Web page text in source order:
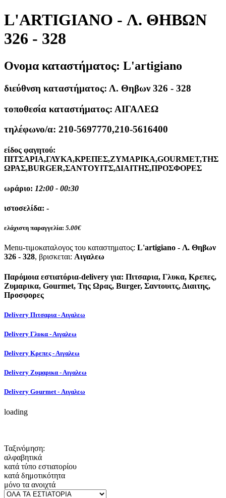
L'ARTIGIANO - Λ. ΘΗΒΩΝ
326 - 328
Ονομα καταστήματος: L'artigiano
διεύθνση καταστήματος: Λ. Θηβων 326 - 328
τοποθεσία καταστήματος: ΑΙΓΑΛΕΩ
τηλέφωνο/α: 210-5697770,210-5616400
είδος φαγητού:
ΠΙΤΣΑΡΙΑ,ΓΛΥΚΑ,ΚΡΕΠΕΣ,ΖΥΜΑΡΙΚΑ,GOURMET,ΤΗΣ
ΩΡΑΣ,BURGER,ΣΑΝΤΟΥΙΤΣ,ΔΙΑΙΤΗΣ,ΠΡΟΣΦΟΡΕΣ
ωράριο: 12:00 - 00:30
ιστοσελίδα: -
ελάχιστη παραγγελία: 5.00€
Menu-τιμοκαταλογος του καταστηματος: L'artigiano - Λ. Θηβων
326 - 328, βρισκεται: Αιγαλεω
Παρόμοια εστιατόρια-delivery για: Πιτσαρια, Γλυκα, Κρεπες,
Ζυμαρικα, Gourmet, Της Ωρας, Burger, Σαντουιτς, Διαιτης,
Προσφορες
Delivery Πιτσαρια - Αιγαλεω
Delivery Γλυκα - Αιγαλεω
Delivery Κρεπες - Αιγαλεω
Delivery Ζυμαρικα - Αιγαλεω
Delivery Gourmet - Αιγαλεω
loading
Ταξινόμηση:
αλφαβητικά
κατά τύπο εστιατορίου
κατά δημοτικότητα
μόνο τα ανοιχτά